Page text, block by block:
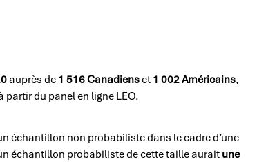
auprès de 1 516 Canadienset 1 002 Américains,
du panel en ligne LEO.
échantillon non probabiliste dans le cadre d’une
échantillon probabiliste de cette taille aurait une